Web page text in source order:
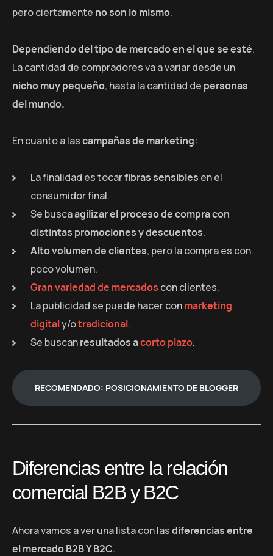
pero ciertamente no son lo mismo.
Dependiendo del tipo de mercado en el que se esté.
La cantidad de compradores va a variar desde un
nicho muy pequeño, hasta la cantidad de personas
del mundo.
En cuanto a lascampañas de marketing:
La finalidad es tocarfibras sensibles en el
consumidor final.
Se buscaagilizar el proceso de compra con
distintas promociones y descuentos.
Alto volumen de clientes, pero la compra es con
poco volumen.
Gran variedad de mercados con clientes.
La publicidad se puede hacer conmarketing
digitaly/otradicional.
Se buscanresultados acorto plazo.
RECOMENDADO: POSICIONAMIENTO DE BLOGGER
Diferencias entre la relación
comercial B2B y B2C
Ahora vamos a ver una lista con lasdiferencias entre
el mercado B2B Y B2C.